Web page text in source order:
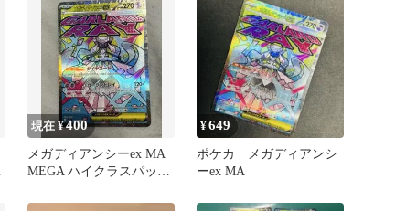
現在 ¥400
メガディアンシーex MA
MEGA ハイクラスパック
¥649
ポケカ メガディアンシ
ーex MA